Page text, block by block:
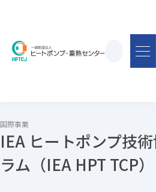
索
国際事業
IEA ヒートポンプ技
ラム（IEA HPT TCP）